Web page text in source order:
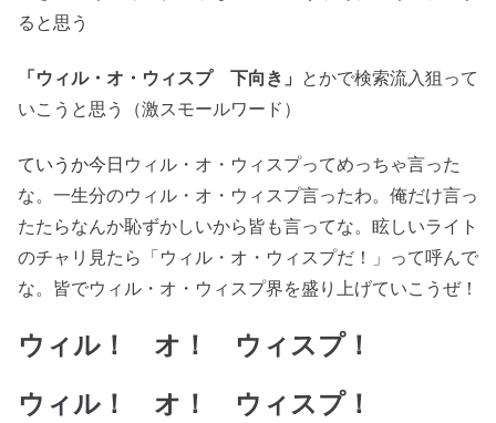
ると思う
「 ウィル・オ・ウィスプ 下向き」 とかで検索流入狙って
いこうと思う（激スモールワード）
ていうか今日 ウィル・オ・ウィスプってめっちゃ言った
な。一生分のウィル・オ・ウィスプ言ったわ。俺だけ言っ
たたらなんか恥ずかしいから皆も言ってな。眩しいライト
のチャリ見たら「ウィル・オ・ウィスプだ！」って呼んで
な。皆でウィル・オ・ウィスプ界を盛り上げていこうぜ！
ウィル！ オ！ ウィスプ！
ウィル！ オ！ ウィスプ！